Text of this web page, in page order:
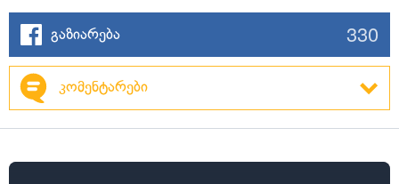
გაზიარება 330
კომენტარები